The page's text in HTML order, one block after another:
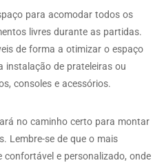
para acomodar todos os
livres durante as partidas.
de forma a otimizar o espaço
instalação de prateleiras ou
consoles e acessórios.
no caminho certo para montar
Lembre-se de que o mais
e personalizado, onde